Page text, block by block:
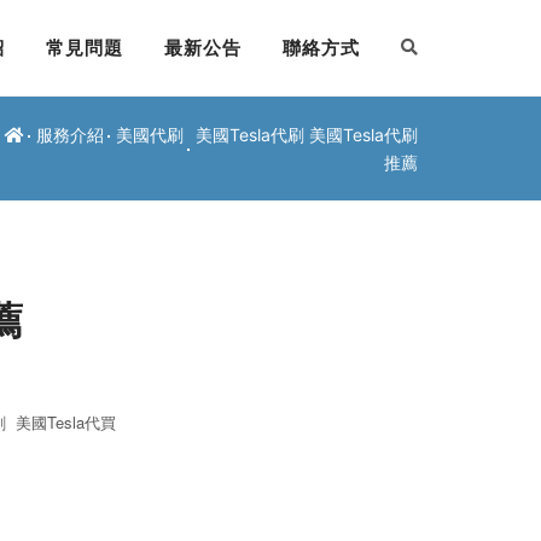
常見問題 最新公告 聯絡方式
服務介紹 美國代刷
美國Tesla代刷 美國Tesla代刷
推薦
美國Tesla代買